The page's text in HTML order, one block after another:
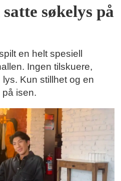
søkelys på
en helt spesiell
Ingen tilskuere,
Kun stillhet og en
på isen.